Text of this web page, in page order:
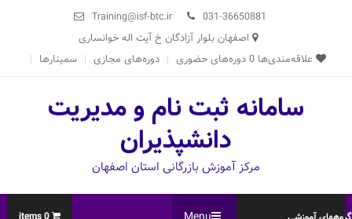
content
031-36650881
Training@isf-btc.ir
اصفهان بلوار آزادگان خ آیت اله خوانساری
علاقه‌مندی‌ها 0دوره‌های حضوری دوره‌های مجازی سمینارها
سامانه ثبت نام و مدیریت
دانشپذیران
مرکز آموزش بازرگانی استان اصفهان